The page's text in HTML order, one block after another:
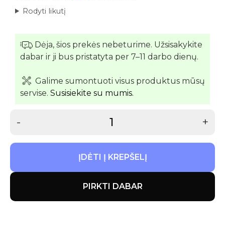
Rodyti likutį
Dėja, šios prekės nebeturime. Užsisakykite
dabar ir ji bus pristatyta per 7–11 darbo dienų.
Galime sumontuoti visus produktus mūsų
servise. Susisiekite su mumis.
- +
ĮDĖTI Į KREPŠELĮ
PIRKTI DABAR